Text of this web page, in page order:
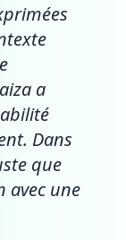
a
Dans
que
avec une